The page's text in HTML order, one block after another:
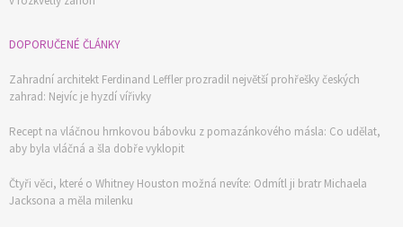
DOPORUČENÉ ČLÁNKY
Zahradní architekt Ferdinand Leffler prozradil největší prohřešky českých
zahrad: Nejvíc je hyzdí vířivky
Recept na vláčnou hrnkovou bábovku z pomazánkového másla: Co udělat,
aby byla vláčná a šla dobře vyklopit
Čtyři věci, které o Whitney Houston možná nevíte: Odmítl ji bratr Michaela
Jacksona a měla milenku